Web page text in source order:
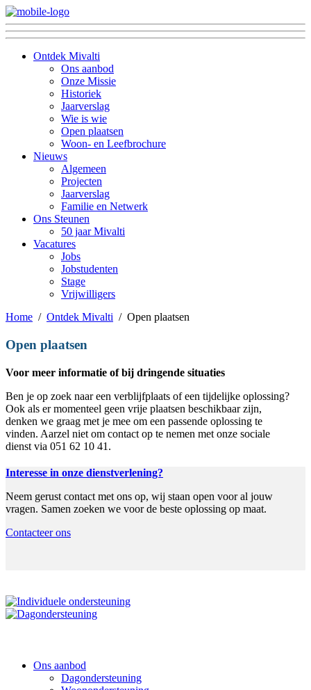
Ontdek Mivalti
Ons aanbod
Onze Missie
Historiek
Jaarverslag
Wie is wie
Open plaatsen
Woon- en Leefbrochure
Nieuws
Algemeen
Projecten
Jaarverslag
Familie en Netwerk
Ons Steunen
50 jaar Mivalti
Vacatures
Jobs
Jobstudenten
Stage
Vrijwilligers
Home
Ontdek Mivalti Open plaatsen
Open plaatsen
Voor meer informatie of bij dringende situaties
Ben je op zoek naar een verblijfplaats of een tijdelijke oplossing?
Ook als er momenteel geen vrije plaatsen beschikbaar zijn,
denken we graag met je mee om een passende oplossing te
vinden. Aarzel niet om contact op te nemen met onze sociale
dienst via 051 62 10 41.
Interesse in onze dienstverlening?
Neem gerust contact met ons op, wij staan open voor al jouw
vragen. Samen zoeken we voor de beste oplossing op maat.
Contacteer ons
Ons aanbod
Dagondersteuning